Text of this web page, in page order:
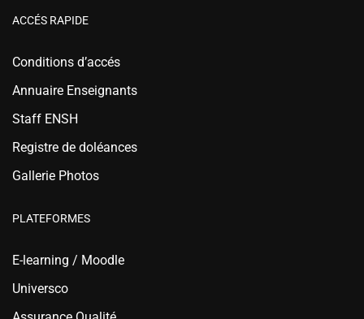
ACCÉS RAPIDE
Conditions d’accés
Annuaire Enseignants
Staff ENSH
Registre de doléances
Gallerie Photos
PLATEFORMES
E-learning / Moodle
Universco